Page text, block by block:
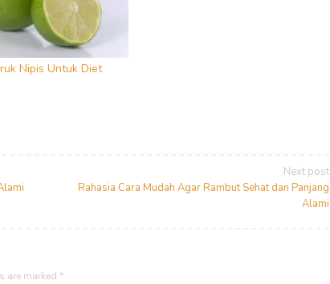
Nipis Untuk Diet
Next post
Rahasia Cara Mudah Agar Rambut Sehat dan Panjang
Alami
are marked *